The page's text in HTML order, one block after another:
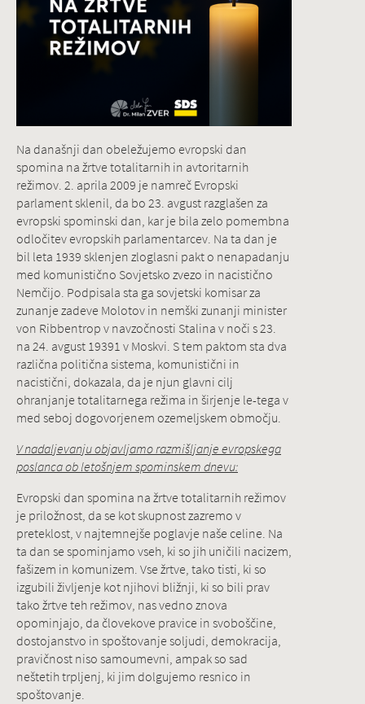
Na današnji dan obeležujemo evropski dan
spomina na žrtve totalitarnih in avtoritarnih
režimov. 2. aprila 2009 je namreč Evropski
parlament sklenil, da bo 23. avgust razglašen za
evropski spominski dan, kar je bila zelo pomembna
odločitev evropskih parlamentarcev. Na ta dan je
bil leta 1939 sklenjen zloglasni pakt o nenapadanju
med komunistično Sovjetsko zvezo in nacistično
Nemčijo. Podpisala sta ga sovjetski komisar za
zunanje zadeve Molotov in nemški zunanji minister
von Ribbentrop v navzočnosti Stalina v noči s 23.
na 24. avgust 19391 v Moskvi. S tem paktom sta dva
različna politična sistema, komunistični in
nacistični, dokazala, da je njun glavni cilj
ohranjanje totalitarnega režima in širjenje le-tega v
med seboj dogovorjenem ozemeljskem območju.
V nadaljevanju objavljamo razmišljanje evropskega
poslanca ob letošnjem spominskem dnevu:
Evropski dan spomina na žrtve totalitarnih režimov
je priložnost, da se kot skupnost zazremo v
preteklost, v najtemnejše poglavje naše celine. Na
ta dan se spominjamo vseh, ki so jih uničili nacizem,
fašizem in komunizem. Vse žrtve, tako tisti, ki so
izgubili življenje kot njihovi bližnji, ki so bili prav
tako žrtve teh režimov, nas vedno znova
opominjajo, da človekove pravice in svoboščine,
dostojanstvo in spoštovanje soljudi, demokracija,
pravičnost niso samoumevni, ampak so sad
neštetih trpljenj, ki jim dolgujemo resnico in
spoštovanje.